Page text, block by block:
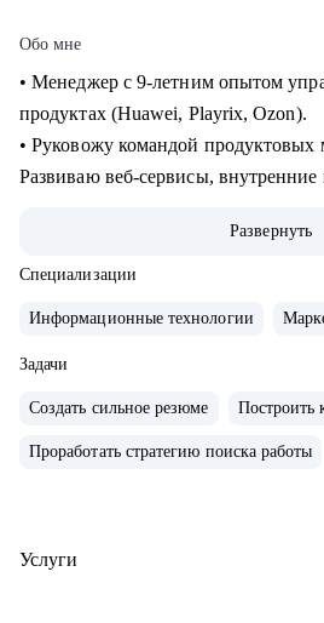
Обо мне
• Менеджер с 9-летним опытом
продуктах (Huawei, Playrix, Ozon).
• Руковожу командой продуктовых
Развиваю веб-сервисы,
• Внедряю использование данных,
• Провел более 700 консультаций на
• Вместе с подопечными составили
РФ и Европы.
• Мои клиенты нашли работу в
команду
Развернуть
Специализации
Информационные технологии
Задачи
Создать сильное резюме Построить
Проработать стратегию поиска работы
Услуги